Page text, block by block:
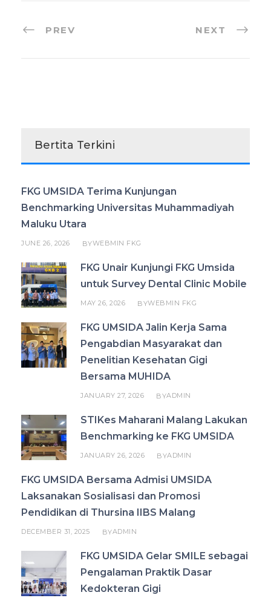
PREV NEXT
Bertita Terkini
FKG UMSIDA Terima Kunjungan
Benchmarking Universitas Muhammadiyah
Maluku Utara
JUNE 26, 2026 BYWEBMIN FKG
FKG Unair Kunjungi FKG Umsida
untuk Survey Dental Clinic Mobile
MAY 26, 2026 BYWEBMIN FKG
FKG UMSIDA Jalin Kerja Sama
Pengabdian Masyarakat dan
Penelitian Kesehatan Gigi
Bersama MUHIDA
JANUARY 27, 2026 BYADMIN
STIKes Maharani Malang Lakukan
Benchmarking ke FKG UMSIDA
JANUARY 26, 2026 BYADMIN
FKG UMSIDA Bersama Admisi UMSIDA
Laksanakan Sosialisasi dan Promosi
Pendidikan di Thursina IIBS Malang
DECEMBER 31, 2025 BYADMIN
FKG UMSIDA Gelar SMILE sebagai
Pengalaman Praktik Dasar
Kedokteran Gigi